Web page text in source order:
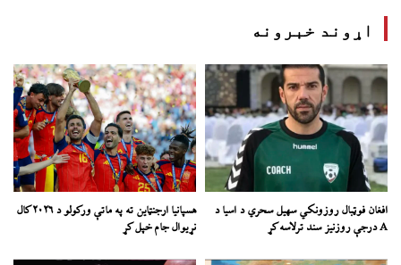
اړوند خبرونه
افغان فوټبال روزونکي سهیل سحري د اسیا د
A درجې روزنیز سند ترلاسه کړ
هسپانیا ارجنټاین ته په ماتې ورکولو د ۲۰۲۶ کال
نړیوال جام خپل کړ